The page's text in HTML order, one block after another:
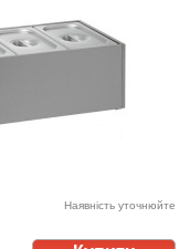
Наявність уточнюйте